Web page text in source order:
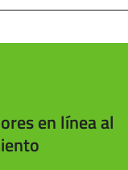
en línea al